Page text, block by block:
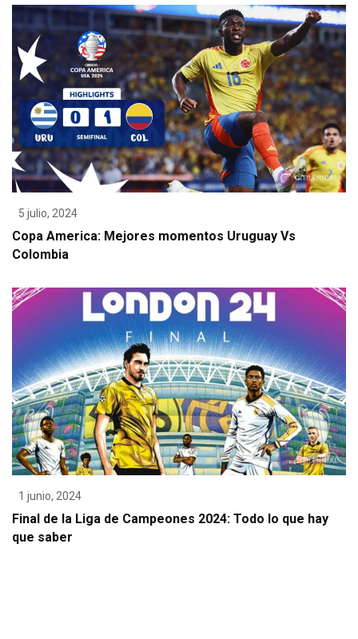
5 julio, 2024
Copa America: Mejores momentos Uruguay Vs
Colombia
1 junio, 2024
Final de la Liga de Campeones 2024: Todo lo que hay
que saber